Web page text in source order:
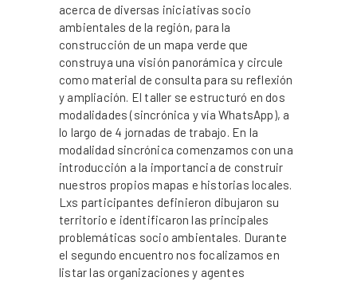
acerca de diversas iniciativas socio
ambientales de la región, para la
construcción de un mapa verde que
construya una visión panorámica y circule
como material de consulta para su reflexión
y ampliación. El taller se estructuró en dos
modalidades (sincrónica y vía WhatsApp), a
lo largo de 4 jornadas de trabajo. En la
modalidad sincrónica comenzamos con una
introducción a la importancia de construir
nuestros propios mapas e historias locales.
Lxs participantes definieron dibujaron su
territorio e identificaron las principales
problemáticas socio ambientales. Durante
el segundo encuentro nos focalizamos en
listar las organizaciones y agentes